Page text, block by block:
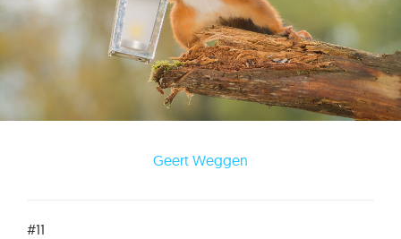
Geert Weggen
#11